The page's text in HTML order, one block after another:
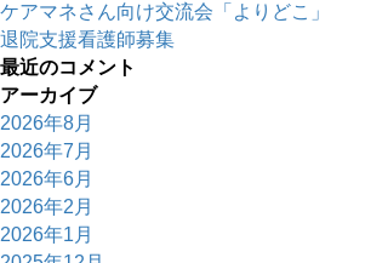
ケアマネさん向け交流会「よりどこ」
退院支援看護師募集
最近のコメント
アーカイブ
2026年8月
2026年7月
2026年6月
2026年2月
2026年1月